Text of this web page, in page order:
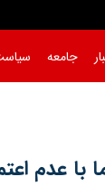
جامعه
با عدم